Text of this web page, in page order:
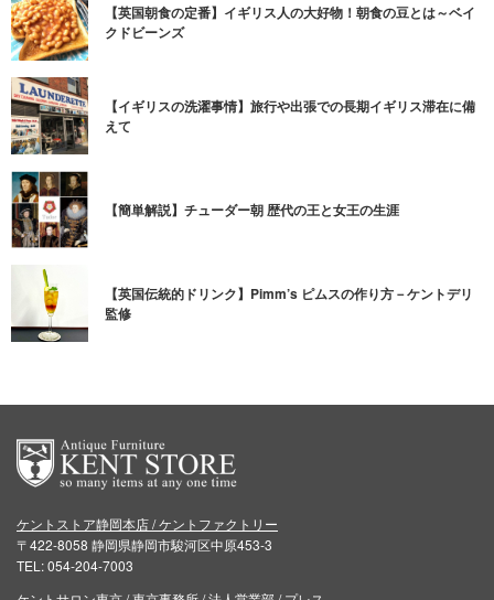
【英国朝食の定番】イギリス人の大好物！朝食の豆とは～ベイ
クドビーンズ
【イギリスの洗濯事情】旅行や出張での長期イギリス滞在に備
えて
【簡単解説】チューダー朝 歴代の王と女王の生涯
【英国伝統的ドリンク】Pimm’s ピムスの作り方－ケントデリ
監修
ケントストア静岡本店 / ケントファクトリー
〒422-8058 静岡県静岡市駿河区中原453-3
TEL: 054-204-7003